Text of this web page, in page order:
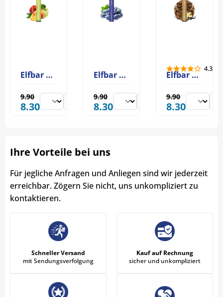
Elfbar 600 Apple Peach
8.30
9.90
Elfbar 600 Blueberry
8.30
9.90
4.33
Elfbar 600 Cream Tobacco (Snow Tobacco)
8.30
9.90
Ihre Vorteile bei uns
Für jegliche Anfragen und Anliegen sind wir jederzeit
erreichbar. Zögern Sie nicht, uns unkompliziert zu
kontaktieren.
Schneller Versand
mit Sendungsverfolgung
Kauf auf Rechnung
sicher und unkompliziert